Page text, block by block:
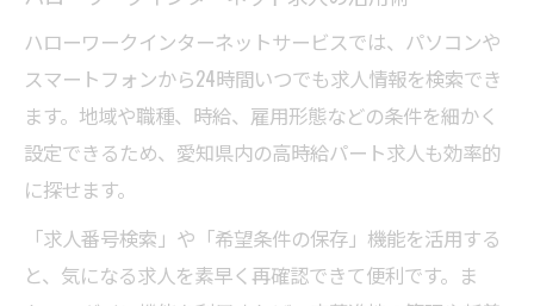
ハローワークインターネットサービスでは、パソコンや
スマートフォンから24時間いつでも求人情報を検索でき
ます。地域や職種、時給、雇用形態などの条件を細かく
設定できるため、愛知県内の高時給パート求人も効率的
に探せます。
「求人番号検索」や「希望条件の保存」機能を活用する
と、気になる求人を素早く再確認できて便利です。ま